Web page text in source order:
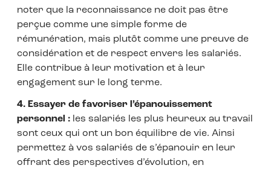
noter que la reconnaissance ne doit pas être
perçue comme une simple forme de
rémunération, mais plutôt comme une preuve de
considération et de respect envers les salariés.
Elle contribue à leur motivation et à leur
engagement sur le long terme.
4. Essayer de favoriser l’épanouissement
personnel :les salariés les plus heureux au travail
sont ceux qui ont un bon équilibre de vie. Ainsi
permettez à vos salariés de s’épanouir en leur
offrant des perspectives d’évolution, en